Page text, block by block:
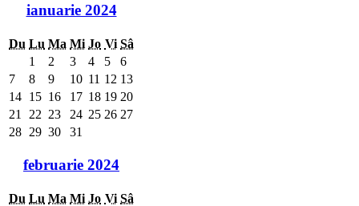
ianuarie 2024
Du Lu Ma Mi Jo Vi Sâ
1
2 3 4 5
6
7
8 9 10 11 12 13
14 15 16 17 18 19 20
21
22 23 24 25 26 27
28 29 30 31
februarie 2024
Du Lu Ma Mi Jo Vi Sâ